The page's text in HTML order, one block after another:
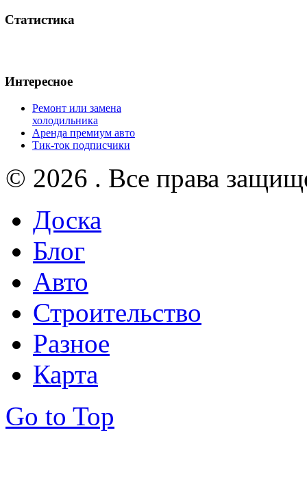
Статистика
Интересное
Ремонт или замена
холодильника
Аренда премиум авто
Тик-ток подписчики
© 2026 . Все права
Доска
Блог
Авто
Строительство
Разное
Карта
Go to Top